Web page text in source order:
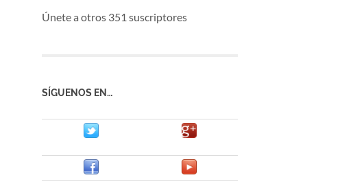
Únete a otros 351 suscriptores
SÍGUENOS EN…